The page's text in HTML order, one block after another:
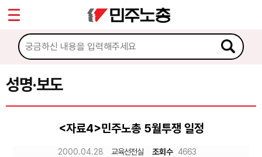
성명·보도
<자료4>민주노총 5월투쟁 일정
2000.04.28 교육선전실 조회수 4663
마이페이지
소개
소식
공지사항
Sketchbook5, 스케치북5
Sketchbook5, 스케치북5